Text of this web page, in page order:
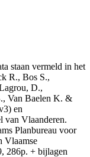
staan vermeld in het
R., Bos S.,
D.,
Van Baelen K. &
en
van Vlaanderen.
Planbureau voor
Vlaamse
286p. + bijlagen